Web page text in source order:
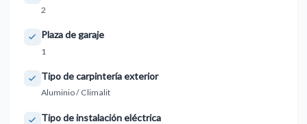
2
Plaza de garaje
1
Tipo de carpintería exterior
Aluminio / Climalit
Tipo de instalación eléctrica